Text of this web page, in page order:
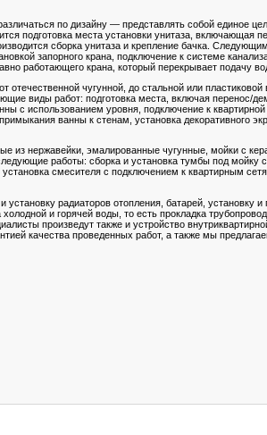
по дизайну — представлять собой единое
подготовка места установки унитаза, включающая
сборка унитаза и крепление бачка.
запорного крана, подключение к системе
работающего крана, который перекрывает подачу
чугунной, до стальной или
виды работ: подготовка места, включая перенос/
с использованием уровня, подключение к
ванны к стенам, установка декоративного
из нержавейки, эмалированные чугунные, мойки с
работы: сборка и установка тумбы под мойку
смесителя с подключением к квартирным
радиаторов отопления, батарей, установку и
и горячей воды, то есть прокладка
произведут также и устройство
качества проведенных работ, а также мы